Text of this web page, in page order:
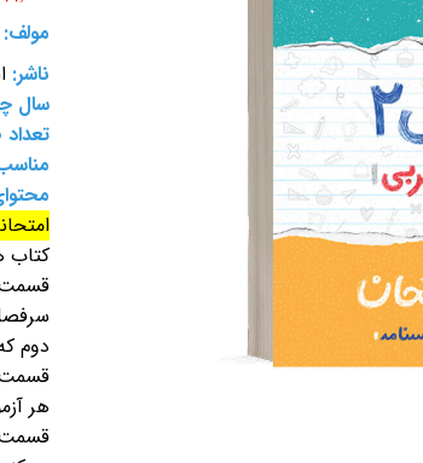
مولف:
ناشر:
سال
کتاب
دوم
قسمت
هر
قسمت